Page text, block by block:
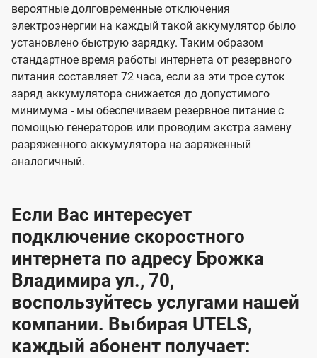
вероятные долговременные отключения
электроэнергии на каждый такой аккумулятор было
установлено быструю зарядку. Таким образом
стандартное время работы интернета от резервного
питания составляет 72 часа, если за эти трое суток
заряд аккумулятора снижается до допустимого
минимума - мы обеспечиваем резервное питание с
помощью генераторов или проводим экстра замену
разряженного аккумулятора на заряженный
аналогичный.
Если Вас интересует
подключение скоростного
интернета по адресу Брожка
Владимира ул., 70,
воспользуйтесь услугами нашей
компании. Выбирая UTELS,
каждый абонент получает: